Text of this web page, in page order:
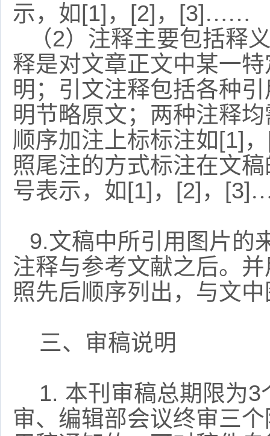
示，如[1] ， [2] ， [3]……
（2）注释主要包括释
释是对文章正文中某一
明；引文注释包括各种
明节略原文；两种注释
顺序加注上标标注如[1] ，
照尾注的方式标注在文
号表示，如[1] ， [2] ， [3]
9.文稿中所引用图片的
注释与参考文献之后。
照先后顺序列出，与文
三、审稿说明
1. 本刊审稿总期限为3
审、编辑部会议终审三